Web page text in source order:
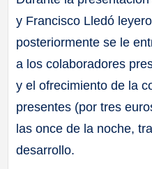
y Francisco Lledó
posteriormente se le
a los colaboradores
y el ofrecimiento de la
presentes (por tres
las once de la noche,
desarrollo.